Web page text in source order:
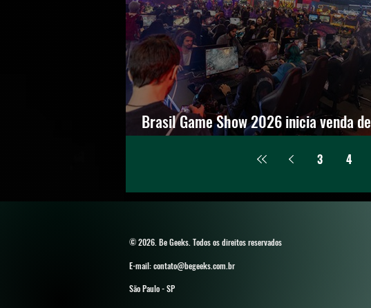
Brasil Game Show 2026 inicia venda de
ingressos com até 45% de desconto
3 4
© 2026. Be Geeks. Todos os direitos reservados
E-mail: contato@begeeks.com.br
São Paulo - SP